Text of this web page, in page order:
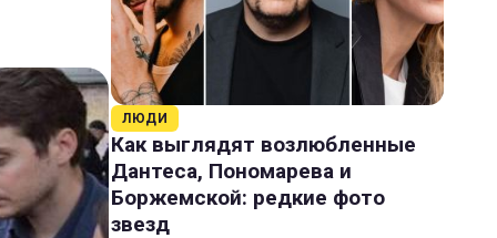
ЛЮДИ
Как выглядят возлюбленные
Дантеса, Пономарева и
Боржемской: редкие фото
звезд